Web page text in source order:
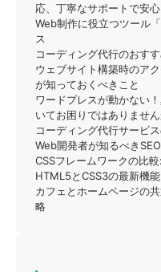
応、丁寧なサポートで安心
Web制作に役立つツール
ス
コーディング代行のおす
ウェブサイト構築時のア
が知っておくべきこと
ワードプレスが動かない
いてお困りではありません
コーディング代行サービ
Web開発者が知るべき
CSSフレームワークの比
HTML5とCSS3の最新機
カフェとホームページの
略